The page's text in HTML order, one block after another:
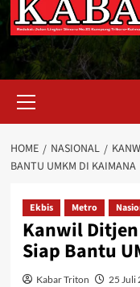
Menu
HOME NASIONAL
BANTU UMKM DI KAIMANA
Ekbis Metro
Kanwil
Siap Bantu
Kabar Triton 25 Juli